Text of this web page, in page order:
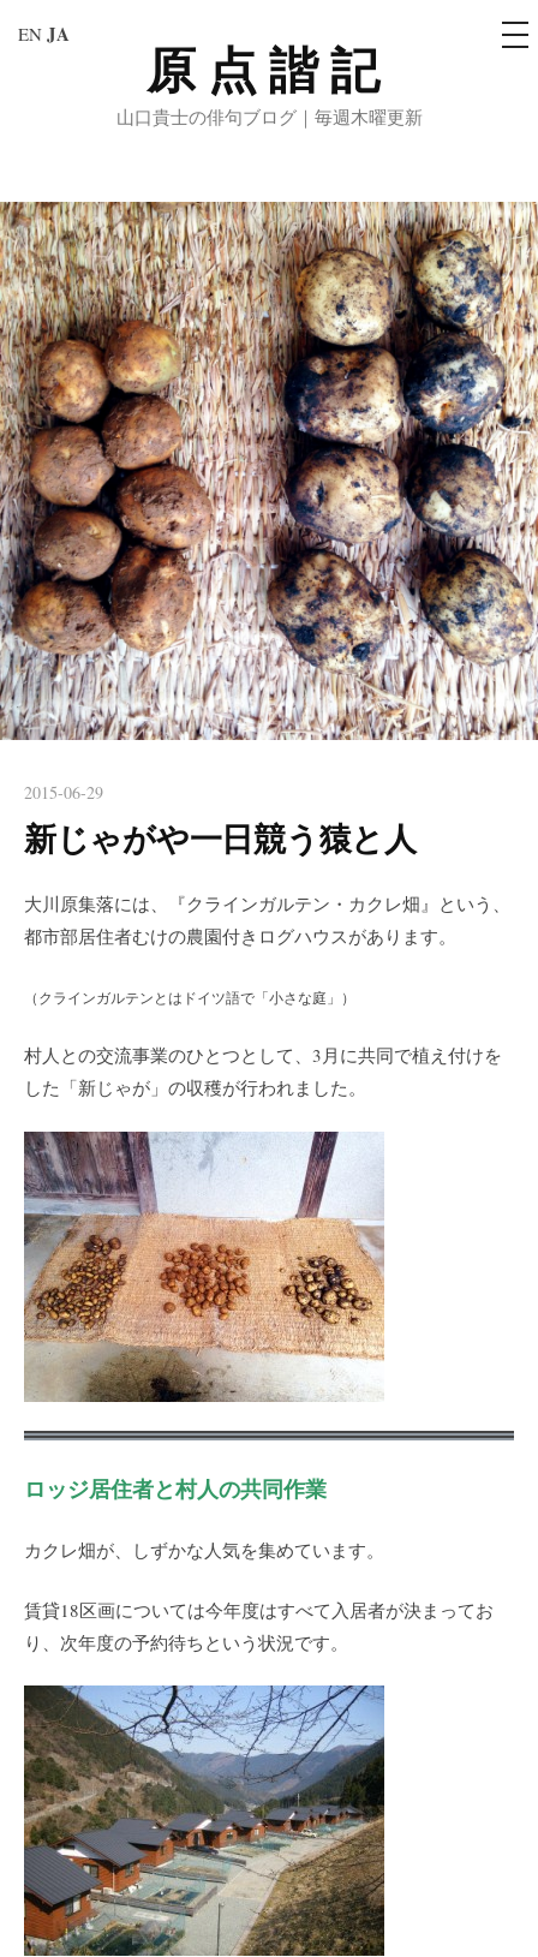
へ
ス
キ
ッ
プ
原点諧記
山口貴士の俳句ブログ｜毎週木曜更新
メ
ニ
2015-06-29
新じゃがや一日競う猿と人
大川原集落には、『クラインガルテン・カクレ畑』という、
都市部居住者むけの農園付きログハウスがあります。
（クラインガルテンとはドイツ語で「小さな庭」）
村人との交流事業のひとつとして、3月に共同で植え付けを
した「新じゃが」の収穫が行われました。
ロッジ居住者と村人の共同作業
カクレ畑が、しずかな人気を集めています。
賃貸18区画については今年度はすべて入居者が決まってお
り、次年度の予約待ちという状況です。
EN JA